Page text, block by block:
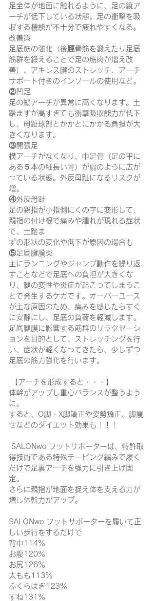
足全体が地面に触れるように、足の縦ア
ーチが低下している状態。足の衝撃を吸
収する機能が不十分で疲れやすくなる。
改善策
足底筋の強化（後脛骨筋を鍛えたり足底
筋群を鍛えることで足の筋肉が増え改
善）
、アキレス腱のストレッチ、アーチ
サポート付きのインソールの使用など。
②凹足
足の縦アーチが異常に高くなります。土
踏まずが高すぎても衝撃吸収能力が低下
し、母趾球部とかかとにかかる負担が大
きくなります。
③開張足
横アーチがなくなり、中足骨（足の甲に
ある５本の細長い骨）が扇のように広が
っている状態。外反母趾になるリスクが
増。
④外反母趾
足の親指が小指側にくの字に変形して、
親指の付け根で痛みや腫れが現れる症状
で、土踏ま
ずの形状の変化や低下が原因の場合も
⑤足底腱膜炎
主にランニングやジャンプ動作を繰り返
すことなどで足底への負担が大きくな
り、腱の変性や炎症が起こってしまうこ
とで発生するケガです。オーバーユース
が主な原因のため、痛みを感じたらすぐ
に安静にし、足底の負荷を軽減します。
足底腱膜に影響する筋群のリラクゼーシ
ョンを目的として、ストレッチングを行
い、症状が軽くなってきたら、少しずつ
足底の筋力強化を行います。
【アーチを形成すると・・・】
体幹がアップし重心バランスが整うよう
に。
すると、O脚・X脚矯正や姿勢矯正、脚痩
せなどのダイエット効果も！！！
SALONwo フットサポーターは、特許取
得技術である特殊テーピング編みで履く
だけで足裏アーチを強力に引き上げ固
定。
さらに親指が地面を捉え体を支える力が
増し体幹力がアップ。
SALONwo フットサポーターを履いて 正
しい歩行をするだけで
背中114％
お腹120％
お尻126％
太もも113％
ふくらはぎ123％
すね131％